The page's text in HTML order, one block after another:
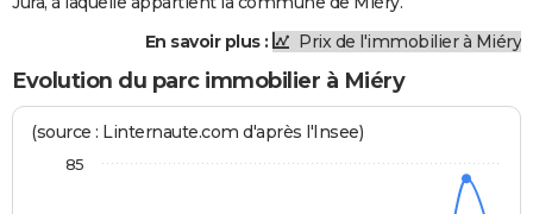
En savoir plus :
Prix de l'immobilier à Miéry
Evolution du parc immobilier à Miéry
(source : Linternaute.com d'après l'Insee)
85